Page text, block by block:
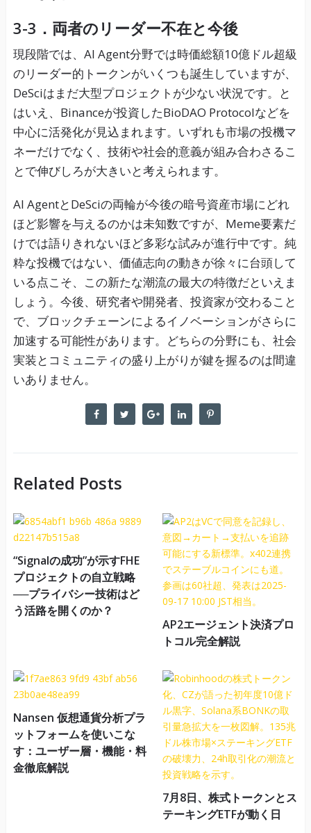
3-3．両者のリーダー不在と今後
現段階では、AI Agent分野では時価総額10億ドル超級
のリーダー的トークンがいくつも誕生していますが、
DeSciはまだ大型プロジェクトが少ない状況です。と
はいえ、Binanceが投資したBioDAO Protocolなどを
中心に活発化が見込まれます。いずれも市場の投機マ
ネーだけでなく、技術や社会的意義が組み合わさるこ
とで伸びしろが大きいと考えられます。
AI AgentとDeSciの両輪が今後の暗号資産市場にどれ
ほど影響を与えるのかは未知数ですが、Meme要素だ
けでは語りきれないほど多彩な試みが進行中です。純
粋な投機ではない、価値志向の動きが徐々に台頭して
いる点こそ、この新たな潮流の最大の特徴だといえま
しょう。今後、研究者や開発者、投資家が交わること
で、ブロックチェーンによるイノベーションがさらに
加速する可能性があります。どちらの分野にも、社会
実装とコミュニティの盛り上がりが鍵を握るのは間違
いありません。
Related Posts
“Signalの成功”が示すFHE
プロジェクトの自立戦略
──プライバシー技術はど
う活路を開くのか？
AP2エージェント決済プロ
トコル完全解説
Nansen 仮想通貨分析プラ
ットフォームを使いこな
す：ユーザー層・機能・料
金徹底解説
7月8日、株式トークンとス
テーキングETFが動く日